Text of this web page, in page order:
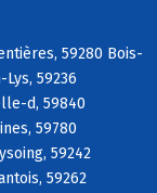
59280 Bois-
59236
d, 59840
59780
59242
59262